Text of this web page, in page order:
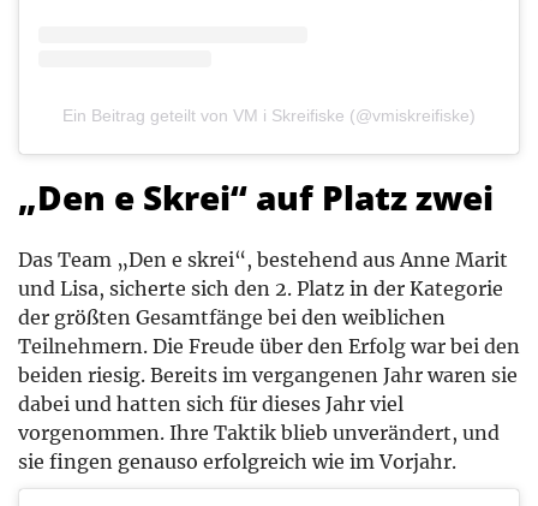
Ein Beitrag geteilt von VM i Skreifiske (@vmiskreifiske)
„Den e Skrei“ auf Platz zwei
Das Team „Den e skrei“, bestehend aus Anne Marit
und Lisa, sicherte sich den 2. Platz in der Kategorie
der größten Gesamtfänge bei den weiblichen
Teilnehmern. Die Freude über den Erfolg war bei den
beiden riesig. Bereits im vergangenen Jahr waren sie
dabei und hatten sich für dieses Jahr viel
vorgenommen. Ihre Taktik blieb unverändert, und
sie fingen genauso erfolgreich wie im Vorjahr.